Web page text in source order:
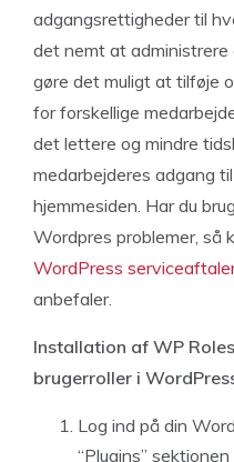
adgangsrettigheder til
det nemt at
gøre det muligt at tilføje
for forskellige
det lettere og mindre
medarbejderes adgang
hjemmesiden. Har du
Wordpres problemer, så
WordPress
anbefaler.
Installation af WP
brugerroller i
Log ind på din
“Plugins”